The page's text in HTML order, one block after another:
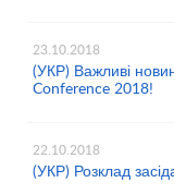
23.10.2018
(УКР) Важливі
Conference 2018!
22.10.2018
(УКР) Розклад